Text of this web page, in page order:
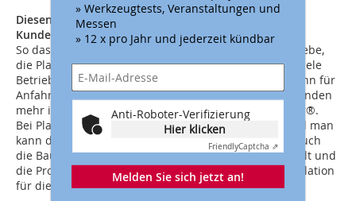
Diesen Service kann man auch ohne Weiteres seinen
Kunden weiterberechnen.
So das erfreuliche Feedback der Dachhandwerksbetriebe,
die PlanMaster® nutzen. Carsten Hennig weiß, dass viele
Betriebe beim Selbstvermessen eher draufzahlen. Denn für
Anfahrt plus Zeit für Vermessung müsste man den Kunden
mehr in Rechnung stellen als der Preis für PlanMaster®.
Bei PlanMaster® weiß man, der Report ist präzise und man
kann die Kosten 1:1 auf die Rechnung setzen. Denn auch
die Bauherren sind glücklich über den schnellen Erhalt und
die Professionalität des Dachreports, weil so die Kalkulation
für die Dachsanierung zügig gemacht werden kann.
» Werkzeugtests, Veranstaltungen und
Messen
» 12 x pro Jahr und jederzeit kündbar
Anti-Roboter-Verifizierung
Hier klicken
FriendlyCaptcha ⇗
Melden Sie sich jetzt an!